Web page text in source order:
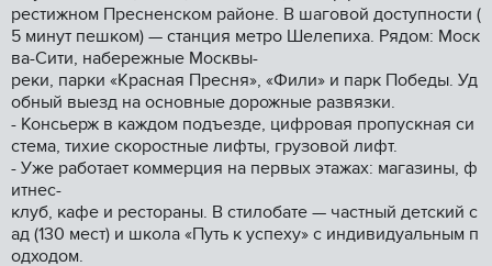
рестижном Пресненском районе. В шаговой доступности (
5 минут пешком) — станция метро Шелепиха. Рядом: Моск
ва-Сити, набережные Москвы-
реки, парки «Красная Пресня», «Фили» и парк Победы. Уд
обный выезд на основные дорожные развязки.
- Консьерж в каждом подъезде, цифровая пропускная си
стема, тихие скоростные лифты, грузовой лифт.
- Уже работает коммерция на первых этажах: магазины, ф
итнес-
клуб, кафе и рестораны. В стилобате — частный детский с
ад (130 мест) и школа «Путь к успеху» с индивидуальным п
одходом.